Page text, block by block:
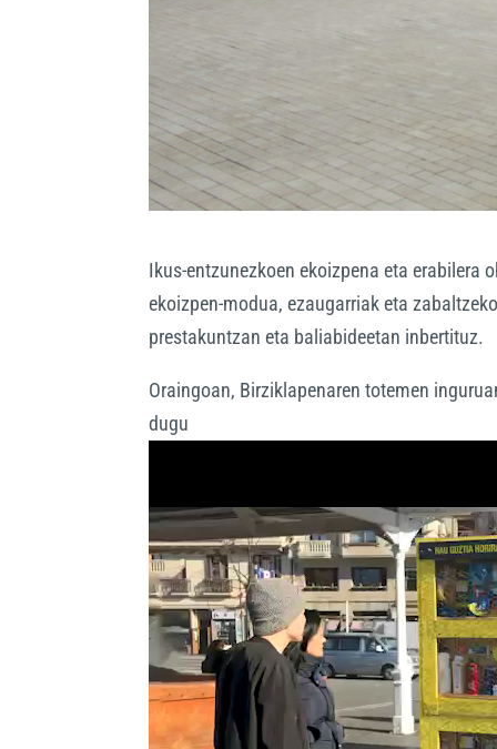
Ikus-entzunezkoen ekoizpena eta erabilera
ekoizpen-modua, ezaugarriak eta
prestakuntzan eta baliabideetan inbertituz.
Oraingoan, Birziklapenaren totemen
dugu